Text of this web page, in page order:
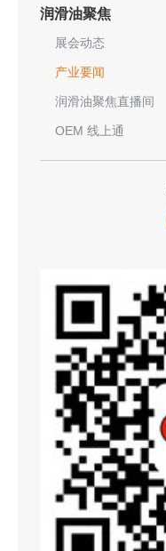
润滑油聚焦
展会动态
产业要闻
润滑油聚焦直播间
OEM 线上通